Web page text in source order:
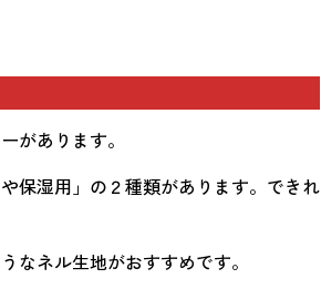
があります。
保湿用」の２種類があります。できれ
なネル生地がおすすめです。